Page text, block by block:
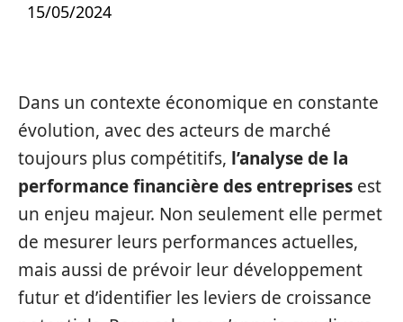
15/05/2024
Dans un contexte économique en constante
évolution, avec des acteurs de marché
toujours plus compétitifs, l’analyse de la
performance financière des entreprises est
un enjeu majeur. Non seulement elle permet
de mesurer leurs performances actuelles,
mais aussi de prévoir leur développement
futur et d’identifier les leviers de croissance